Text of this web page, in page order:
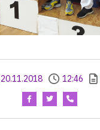
20.11.2018 12:46